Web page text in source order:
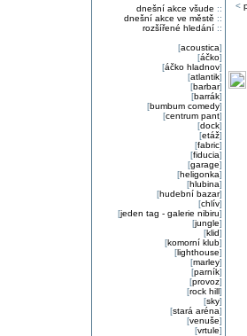
dnešní akce všude ::
dnešní akce ve městě ::
rozšířené hledání::
[acoustica]
[áčko]
[áčko hladnov]
[atlantik]
[barbar]
[barrák]
[bumbum comedy]
[centrum pant]
[dock]
[etáž]
[fabric]
[fiducia]
[garage]
[heligonka]
[hlubina]
[hudební bazar]
[chlív]
[jeden tag - galerie nibiru]
[jungle]
[klid]
[komorní klub]
[lighthouse]
[marley]
[parník]
[provoz]
[rock hill]
[sky]
[stará aréna]
[venuše]
[vrtule]
<